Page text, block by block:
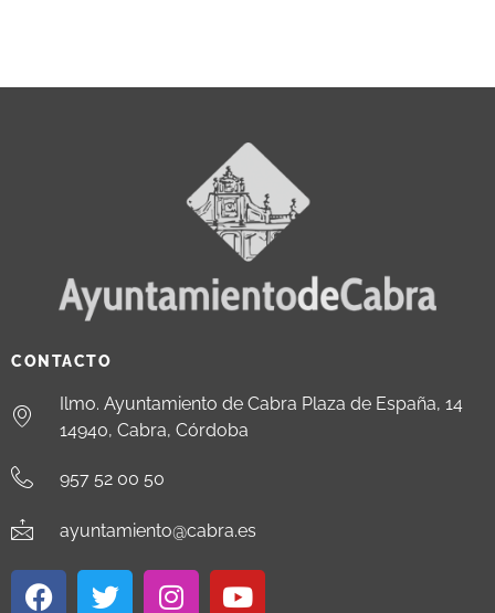
CONTACTO
Ilmo. Ayuntamiento de Cabra Plaza de España, 14
14940, Cabra, Córdoba
957 52 00 50
ayuntamiento@cabra.es